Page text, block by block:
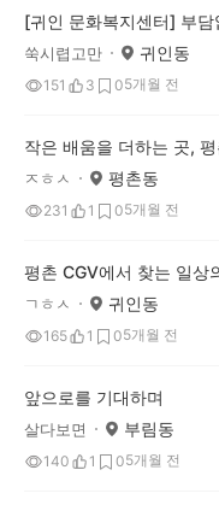
쑥시렵고만 귀인동
151 3 05개월 전
ㅈㅎㅅ 평촌동
231 1 05개월 전
ㄱㅎㅅ 귀인동
165 1 05개월 전
앞으로를 기대하며
살다보면 부림동
140 1 05개월 전